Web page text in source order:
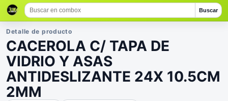
Buscar
Detalle de producto
CACEROLA C/ TAPA DE
VIDRIO Y ASAS
ANTIDESLIZANTE 24X 10.5CM
2MM